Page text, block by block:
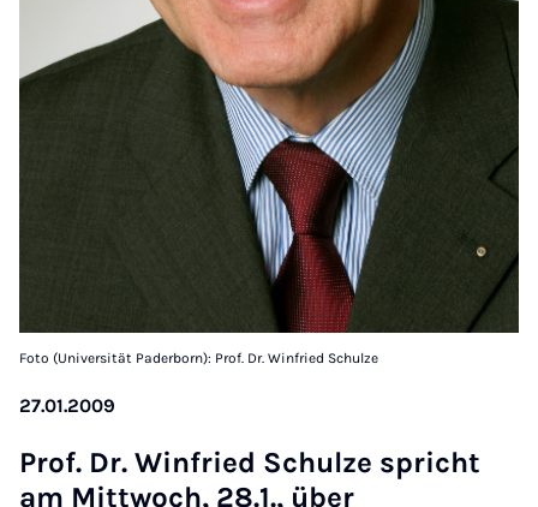
Foto (Universität Paderborn): Prof. Dr. Winfried Schulze
27.01.2009
Prof. Dr. Win­fried Schulze spricht
am Mit­twoch, 28.1., über